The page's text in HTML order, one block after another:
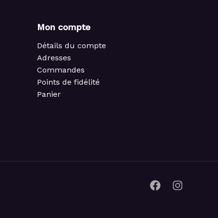
Mon compte
Détails du compte
Adresses
Commandes
Points de fidélité
Panier